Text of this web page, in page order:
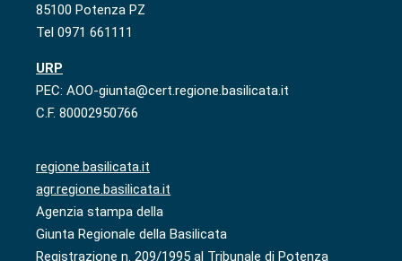
85100 Potenza PZ
Tel 0971 661111
URP
PEC: AOO-giunta@cert.regione.basilicata.it
C.F. 80002950766
regione.basilicata.it
agr.regione.basilicata.it
Agenzia stampa della
Giunta Regionale della Basilicata
Registrazione n. 209/1995 al Tribunale di Potenza